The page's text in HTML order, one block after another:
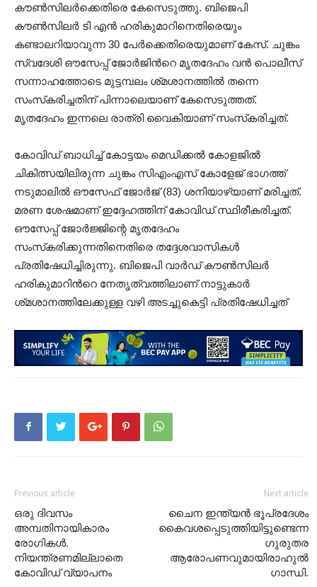
കൗൺസിലർക്കെതിരെ കേസെടുത്തു. ബിജെപി
കൗൺസിലർ ടി എൻ ഹരികുമാറിനെതിരെയും
കണ്ടാലറിയാവുന്ന 30 പേർക്കെതിരെയുമാണ് കേസ്. ചുങ്കം
സ്വദേശി ഔസേപ്പ് ജോർജിന്‍റെ മൃതദേഹം വന്‍ പൊലീസ്
സന്നാഹത്തോടെ മുട്ടമ്പലം ശ്‌മ‌ശാനത്തില്‍ തന്നെ
സംസ്‌ക‌രിച്ചതിന് പിന്നാലെയാണ് കേസെടുത്തത്.
മൃതദേഹം ഇന്നലെ രാത്രി വൈകിയാണ്‌ സംസ്‌കരിച്ചത്‌.
കോവിഡ് ബാധിച്ച് കോട്ടയം മെഡിക്കൽ കോളജിൽ
ചികിത്സയിലിരുന്ന ചുങ്കം സിഎംഎസ് കോളേജ് ഭാഗത്ത്
നടുമാലിൽ ഔസേഫ് ജോര്‍ജ്‌ (83) ശനിയാഴ്‌യാണ് മരിച്ചത്.
മരണ ശേഷമാണ് ഇദ്ദേഹത്തിന് കോവിഡ് സ്ഥിരീകരിച്ചത്.
ഔസേപ്പ് ജോർജ്ജിന്റെ മൃതദേഹം
സംസ്‌കരിക്കുന്നതിനെതിരെ തദ്ദേശവാസികൾ
പ്രതിഷേധിച്ചിരുന്നു. ബിജെപി വാർഡ് കൗൺസിലർ
ഹരികുമാറിന്‍റെ നേതൃത്വത്തിലാണ് നാട്ടുകാർ
ശ്‌മശാനത്തിലേക്കുള്ള വഴി അടച്ചുകെട്ടി പ്രതിഷേധിച്ചത്
Previous article
ഒരു ദിവസം
അമ്പതിനായികാരം
രോഗികൾ.
നിയന്ത്രണമില്ലാതെ
കോവിഡ് വ്യാപനം
Next article
ചൈന ഇന്ത്യൻ ഭൂപ്രദേശം
കൈവശപ്പെടുത്തിയിട്ടുണ്ടെന്ന
ഗുരുതര
ആരോപണവുമായിരാഹുൽ
ഗാന്ധി.